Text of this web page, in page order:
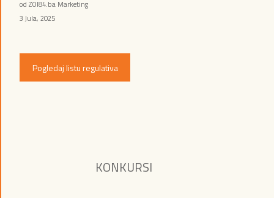
od ZOI84.ba Marketing
3 Jula, 2025
Pogledaj listu regulativa
KONKURSI